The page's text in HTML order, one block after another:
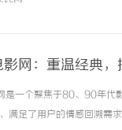
网：重温经典，
一个聚焦于80、90年代
满足了用户的情感回溯需